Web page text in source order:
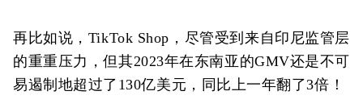
再比如说，TikTok Shop，尽管受到来自印尼监管层
的重重压力，但其2023年在东南亚的GMV还是不可
易遏制地超过了130亿美元，同比上一年翻了3倍！